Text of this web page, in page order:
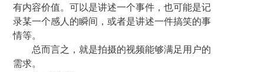
有内容价值。可以是讲述一个事件，也可能是记
录某一个感人的瞬间，或者是讲述一件搞笑的事
情等。
总而言之，就是拍摄的视频能够满足用户的
需求。